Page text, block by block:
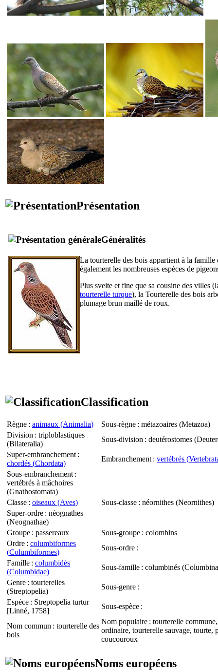
Présentation
Généralités
La tourterelle des bois appartient à la
également les nombreuses espèces de
Plus svelte et fine que sa cousine des villes
tourterelle turque), la Tourterelle des bois
plumage brun maillé de roux.
Classification
Règne : animaux (Animalia) Sous-règne : métazoaires (Metazoa)
Division : triploblastiques
(Bilateralia)
Sous-division : deutérostomes (
Super-embranchement :
chordés (Chordata)
Embranchement : vertébrés (
Sous-embranchement :
vertébrés à mâchoires
(Gnathostomata)
Classe : oiseaux (Aves) Sous-classe : néornithes (Neornithes)
Super-ordre : néognathes
(Neognathae)
Groupe : passereaux Sous-groupe : colombins
Ordre : columbiformes
(Columbiformes)
Sous-ordre :
Famille : columbidés
(Columbidae)
Sous-famille : columbinés (
Genre : tourterelles
(Streptopelia)
Sous-genre :
Espèce : Streptopelia turtur
[Linné, 1758]
Sous-espèce :
Nom commun : tourterelle des
bois
Nom populaire : tourterelle
ordinaire, tourterelle sauvage, tourte,
coucouroux
Noms européens